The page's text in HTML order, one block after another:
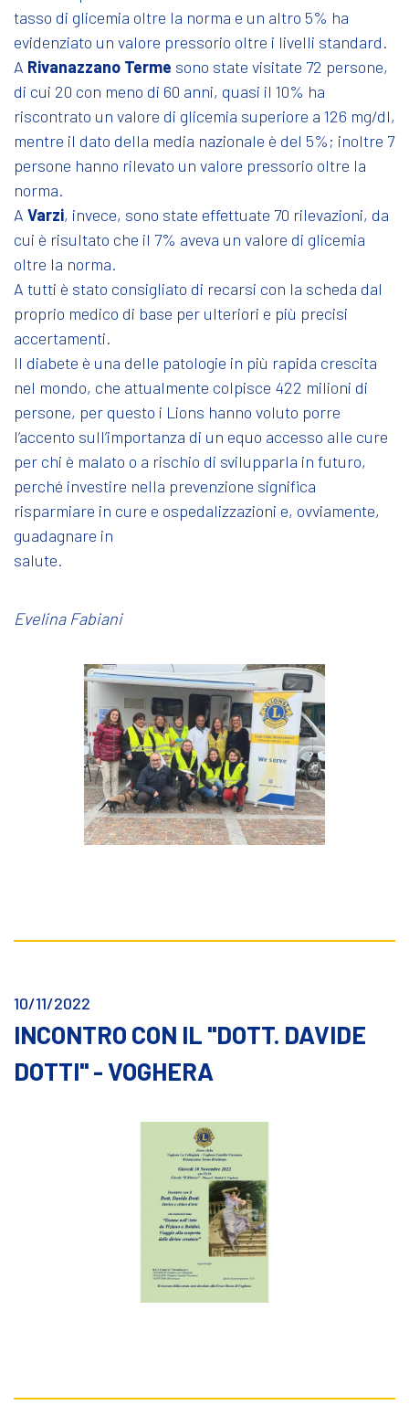
tasso di glicemia oltre la norma e un altro 5% ha
evidenziato un valore pressorio oltre i livelli standard.
A Rivanazzano Terme sono state visitate 72 persone,
di cui 20 con meno di 60 anni, quasi il 10% ha
riscontrato un valore di glicemia superiore a 126 mg/dl,
mentre il dato della media nazionale è del 5%; inoltre 7
persone hanno rilevato un valore pressorio oltre la
norma.
A Varzi, invece, sono state effettuate 70 rilevazioni, da
cui è risultato che il 7% aveva un valore di glicemia
oltre la norma.
A tutti è stato consigliato di recarsi con la scheda dal
proprio medico di base per ulteriori e più precisi
accertamenti.
Il diabete è una delle patologie in più rapida crescita
nel mondo, che attualmente colpisce 422 milioni di
persone, per questo i Lions hanno voluto porre
l’accento sull’importanza di un equo accesso alle cure
per chi è malato o a rischio di svilupparla in futuro,
perché investire nella prevenzione significa
risparmiare in cure e ospedalizzazioni e, ovviamente,
guadagnare in
salute.
Evelina Fabiani
10/11/2022
INCONTRO CON IL "DOTT. DAVIDE
DOTTI" - VOGHERA